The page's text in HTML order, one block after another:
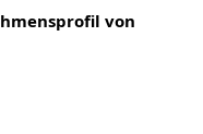
von